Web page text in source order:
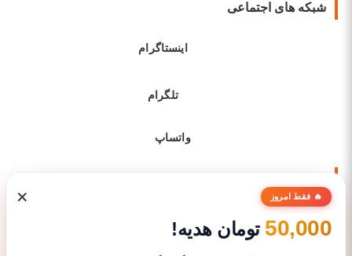
شبکه های اجتماعی
اینستاگرام
تلگرام
واتساپ
× 🔥 فقط امروز
50,000 تومان هدیه!